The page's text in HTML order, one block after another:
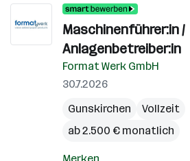
Maschinenführer:in /
Anlagenbetreiber:in
Format Werk GmbH
30.7.2026
Gunskirchen
Vollzeit
ab 2.500 € monatlich